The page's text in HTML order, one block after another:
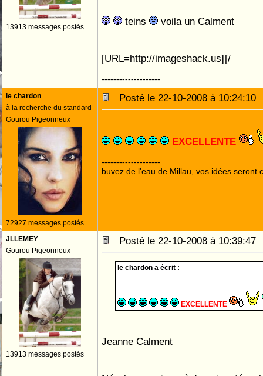
13913 messages postés teins voila un Calment
[URL=http://imageshack.us][/
--------------------
le chardon
à la recherche du standard
Gourou Pigeonneux
72927 messages postés
Posté le 22-10-2008 à
EXCELLENTE
--------------------
buvez de l'eau de Millau, vos idées seront
JLLEMEY
Gourou Pigeonneux
13913 messages postés
Posté le 22-10-2008 à
le chardon a écrit :
EXCELLENTE
Jeanne Calment